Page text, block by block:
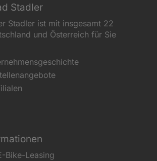
Stadler
Stadler ist mit insgesamt 22
und Österreich für Sie
Bike-Leasing